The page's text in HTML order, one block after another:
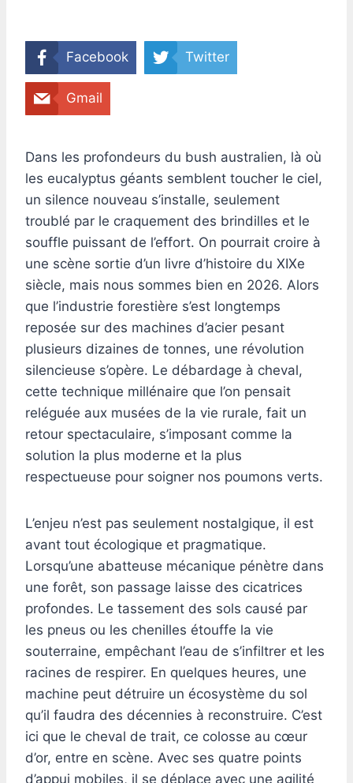
Facebook Twitter
Gmail
Dans les profondeurs du bush australien, là où
les eucalyptus géants semblent toucher le ciel,
un silence nouveau s’installe, seulement
troublé par le craquement des brindilles et le
souffle puissant de l’effort. On pourrait croire à
une scène sortie d’un livre d’histoire du XIXe
siècle, mais nous sommes bien en 2026. Alors
que l’industrie forestière s’est longtemps
reposée sur des machines d’acier pesant
plusieurs dizaines de tonnes, une révolution
silencieuse s’opère. Le débardage à cheval,
cette technique millénaire que l’on pensait
reléguée aux musées de la vie rurale, fait un
retour spectaculaire, s’imposant comme la
solution la plus moderne et la plus
respectueuse pour soigner nos poumons verts.
L’enjeu n’est pas seulement nostalgique, il est
avant tout écologique et pragmatique.
Lorsqu’une abatteuse mécanique pénètre dans
une forêt, son passage laisse des cicatrices
profondes. Le tassement des sols causé par
les pneus ou les chenilles étouffe la vie
souterraine, empêchant l’eau de s’infiltrer et les
racines de respirer. En quelques heures, une
machine peut détruire un écosystème du sol
qu’il faudra des décennies à reconstruire. C’est
ici que le cheval de trait, ce colosse au cœur
d’or, entre en scène. Avec ses quatre points
d’appui mobiles, il se déplace avec une agilité